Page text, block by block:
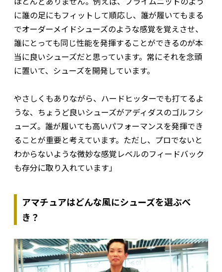
に誰の足にもフィットして順応し、誰が履いてもまる
でオーダーメイドシューズのような感覚を覚えさせ、
誰にとっても同じ性能を発揮することができるのが本
当に良いシューズだと思っています。常にそれを念頭
に置いて、シューズを開発しています。
やさしくもありながら、ハードヒッターでも打てるよ
うな、ちょうど良いシューズがアディダスのゴルフシ
ューズ。誰が履いても高いパフォーマンスを発揮でき
ることが重要と考えています。ただし、プロでないと
わからないような微妙な感覚レベルのフィードバック
も存分に取り入れています」
アマチュアはどんな風にシューズを選ぶべ
き？